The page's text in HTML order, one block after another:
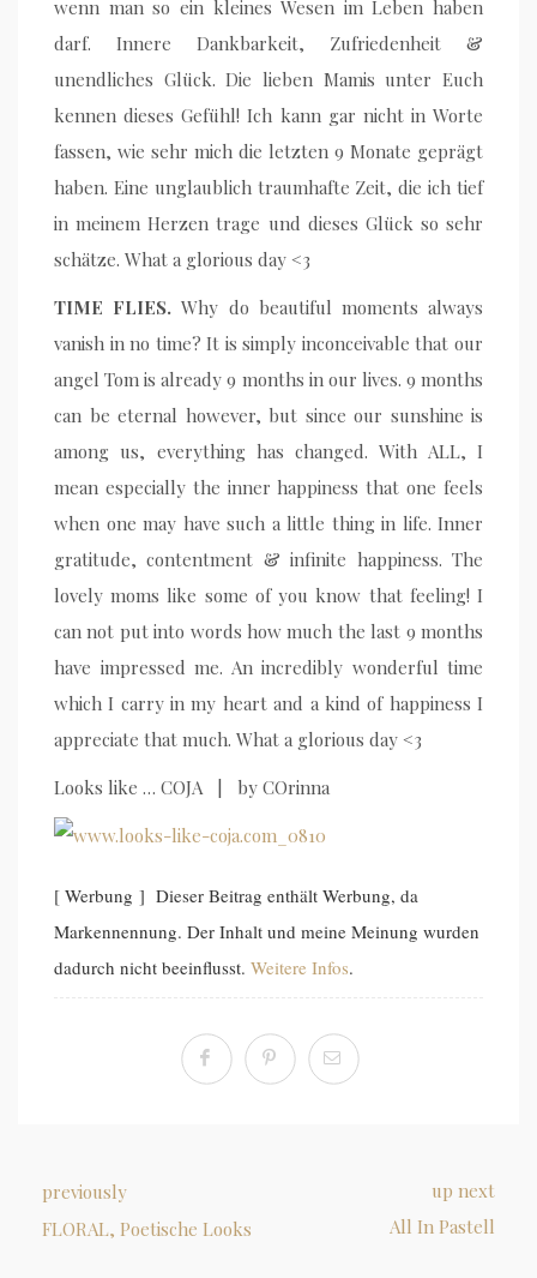
wenn man so ein kleines Wesen im Leben haben
darf. Innere Dankbarkeit, Zufriedenheit &
unendliches Glück. Die lieben Mamis unter Euch
kennen dieses Gefühl! Ich kann gar nicht in Worte
fassen, wie sehr mich die letzten 9 Monate geprägt
haben. Eine unglaublich traumhafte Zeit, die ich tief
in meinem Herzen trage und dieses Glück so sehr
schätze. What a glorious day <3
TIME FLIES. Why do beautiful moments always
vanish in no time? It is simply inconceivable that our
angel Tom is already 9 months in our lives. 9 months
can be eternal however, but since our sunshine is
among us, everything has changed. With ALL, I
mean especially the inner happiness that one feels
when one may have such a little thing in life. Inner
gratitude, contentment & infinite happiness. The
lovely moms like some of you know that feeling! I
can not put into words how much the last 9 months
have impressed me. An incredibly wonderful time
which I carry in my heart and a kind of happiness I
appreciate that much. What a glorious day <3
Looks like … COJA | by COrinna
[ Werbung ] Dieser Beitrag enthält Werbung, da
Markennennung. Der Inhalt und meine Meinung wurden
dadurch nicht beeinflusst. Weitere Infos.
previously
FLORAL, Poetische Looks
up next
All In Pastell